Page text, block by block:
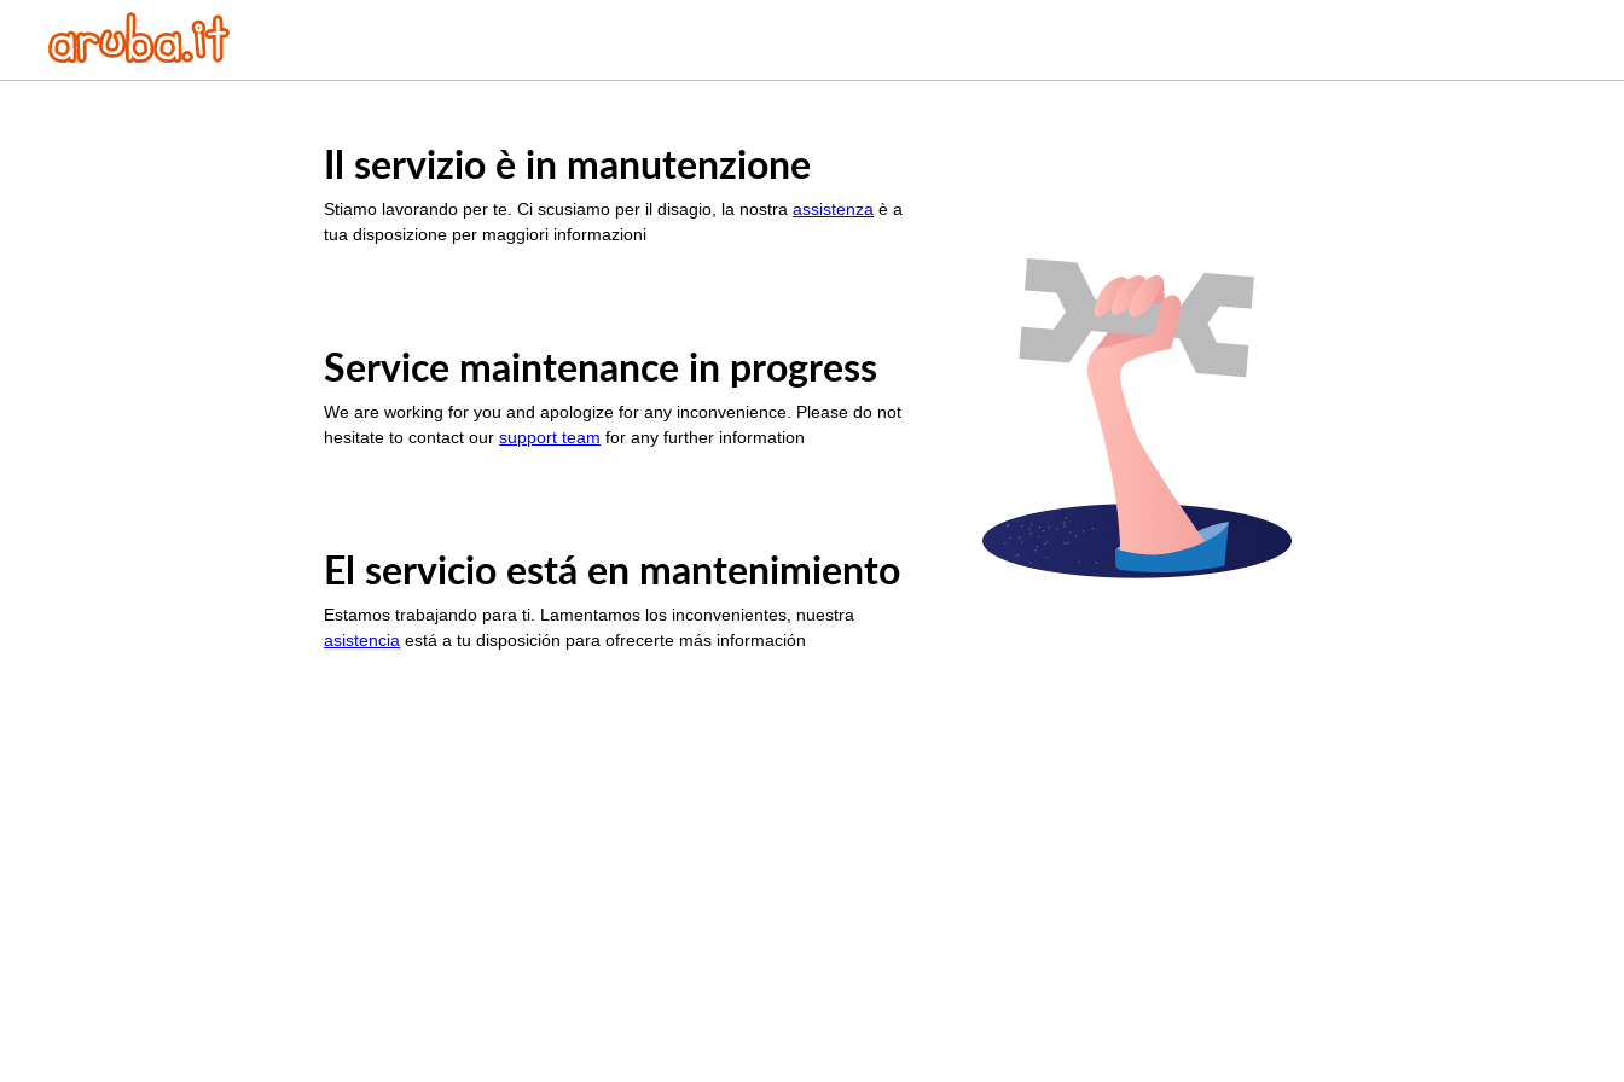
Il servizio è in manutenzione
Stiamo lavorando per te. Ci scusiamo per il disagio, la nostraassistenza è a
tua disposizione per maggiori informazioni
Service maintenance in progress
We are working for you and apologize for any inconvenience. Please do not
hesitate to contact oursupport team for any further information
El servicio está en mantenimiento
Estamos trabajando para ti. Lamentamos los inconvenientes, nuestra
asistencia está a tu disposición para ofrecerte más información